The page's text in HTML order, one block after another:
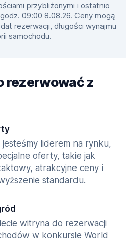
przybliżonymi i ostatnio
09:00 8.08.26. Ceny mogą
rezerwacji, długości wynajmu
samochodu.
rezerwować z
jesteśmy liderem na rynku,
oferty, takie jak
atrakcyjne ceny i
standardu.
witryna do rezerwacji
w konkursie World